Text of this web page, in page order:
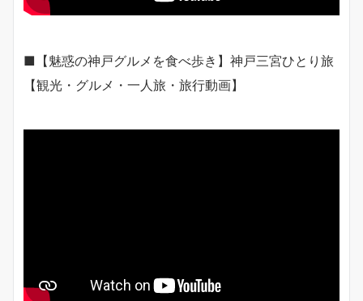
■【魅惑の神戸グルメを食べ歩き】神戸三宮ひとり旅
【観光・グルメ・一人旅・旅行動画】